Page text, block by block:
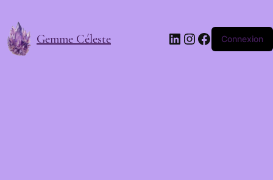
Gemme Céleste LinkedIn
Instagram
Facebook
Connexion